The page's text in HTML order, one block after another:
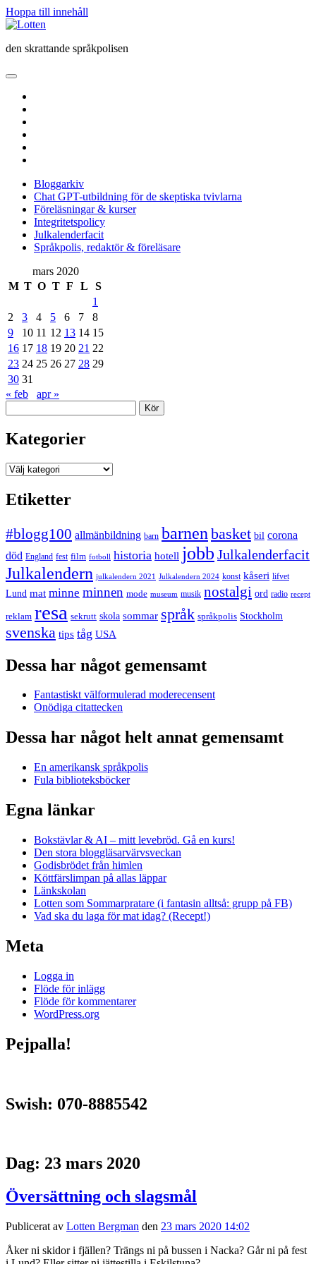
Hoppa till innehåll
Lotten
den skrattande språkpolisen
öppna
meny
Bloggarkiv
Chat GPT-utbildning för de skeptiska tvivlarna
Föreläsningar & kurser
Integritetspolicy
Julkalenderfacit
Språkpolis, redaktör & föreläsare
Sidopanel
mars 2020
M T O T F L
S
1
2
3 4 5 6 7
8
9
10 11 12 13 14 15
16 17 18 19 20 21 22
23 24 25 26 27 28 29
30 31
« feb
apr »
Kategorier
Kategorier
Etiketter
#blogg100 allmänbildning barn barnen basket bil corona
död England fest film fotboll historia hotell jobb Julkalenderfacit
Julkalendern julkalendern 2021 Julkalendern 2024 konst kåseri lifvet
Lund mat minne minnen mode museum musik nostalgi ord radio recept
reklam resa sekrutt skola sommar språk språkpolis Stockholm
svenska tips tåg USA
Dessa har något gemensamt
Fantastiskt välformulerad moderecensent
Onödiga citattecken
Dessa har något helt annat gemensamt
En amerikansk språkpolis
Fula biblioteksböcker
Egna länkar
Bokstävlar & AI – mitt levebröd. Gå en kurs!
Den stora bloggläsarvärvsveckan
Godisbrödet från himlen
Köttfärslimpan på allas läppar
Länkskolan
Lotten som Sommarpratare (i fantasin alltså: grupp på FB)
Vad ska du laga för mat idag? (Recept!)
Meta
Logga in
Flöde för inlägg
Flöde för kommentarer
WordPress.org
Pejpalla!
Swish: 070-8885542
Dag: 23 mars 2020
Översättning och slagsmål
Publicerat av Lotten Bergman den 23 mars 2020 14:02
Åker ni skidor i fjällen? Trängs ni på bussen i Nacka? Går ni på fest